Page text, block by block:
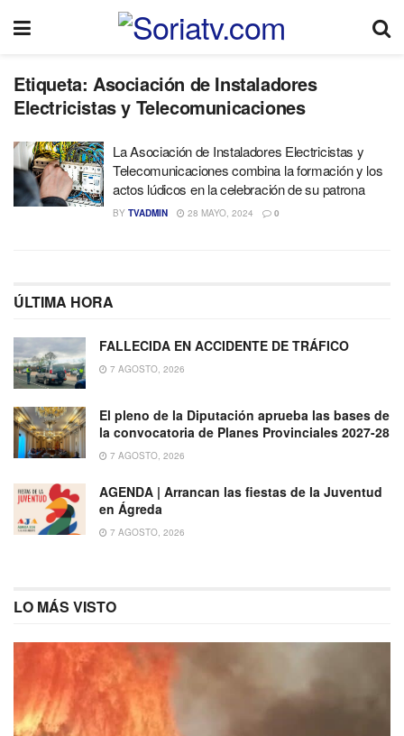
Etiqueta: Asociación de Instaladores
Electricistas y Telecomunicaciones
La Asociación de Instaladores Electricistas y
Telecomunicaciones combina la formación y los
actos lúdicos en la celebración de su patrona
BY TVADMIN 28 MAYO, 2024 0
ÚLTIMA HORA
FALLECIDA EN ACCIDENTE DE TRÁFICO
7 AGOSTO, 2026
El pleno de la Diputación aprueba las bases de
la convocatoria de Planes Provinciales 2027-28
7 AGOSTO, 2026
AGENDA | Arrancan las fiestas de la Juventud
en Ágreda
7 AGOSTO, 2026
LO MÁS VISTO